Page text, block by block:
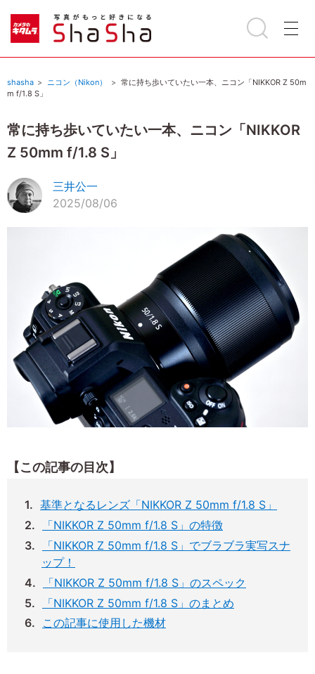
shasha ニコン（Nikon）
常に持ち歩いていたい一本、ニコン「NIKKOR Z 50m
m f/1.8 S」
常に持ち歩いていたい一本、ニコン「NIKKOR
Z 50mm f/1.8 S」
三井公一
2025/08/06
【この記事の目次】
基準となるレンズ「NIKKOR Z 50mm f/1.8 S」
「NIKKOR Z 50mm f/1.8 S」の特徴
「NIKKOR Z 50mm f/1.8 S」でブラブラ実写スナ
ップ！
「NIKKOR Z 50mm f/1.8 S」のスペック
「NIKKOR Z 50mm f/1.8 S」のまとめ
この記事に使用した機材